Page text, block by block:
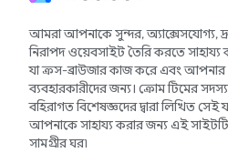
আমরা আপনাকে সুন্দর, অ্যাক্সেসযোগ্য,
নিরাপদ ওয়েবসাইট তৈরি করতে সাহায্য
যা ক্রস-ব্রাউজার কাজ করে এবং আপনার
ব্যবহারকারীদের জন্য। ক্রোম টিমের
বহিরাগত বিশেষজ্ঞদের দ্বারা লিখিত সেই
আপনাকে সাহায্য করার জন্য এই
সামগ্রীর ঘর৷